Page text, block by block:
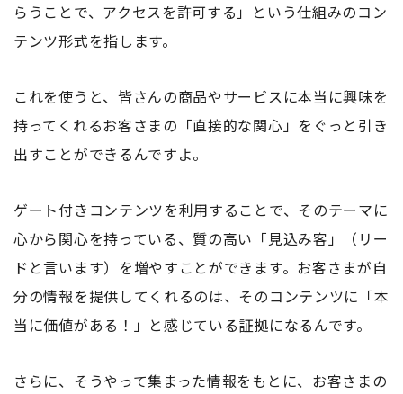
らうことで、アクセスを許可する」という仕組みのコン
テンツ形式を指します。
これを使うと、皆さんの商品やサービスに本当に興味を
持ってくれるお客さまの「直接的な関心」をぐっと引き
出すことができるんですよ。
ゲート付きコンテンツを利用することで、そのテーマに
心から関心を持っている、質の高い「見込み客」（リー
ドと言います）を増やすことができます。お客さまが自
分の情報を提供してくれるのは、そのコンテンツに「本
当に価値がある！」と感じている証拠になるんです。
さらに、そうやって集まった情報をもとに、お客さまの